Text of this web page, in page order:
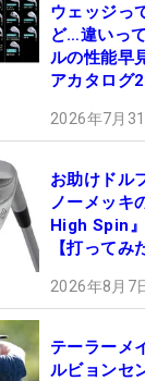
ウェッジっ
ど…違いっ
ルの性能早
アカタログ
2026年7月
お助けドル
ノーメッキ
High Spin
【打ってみ
2026年8月7
テーラーメ
ルビョンセ